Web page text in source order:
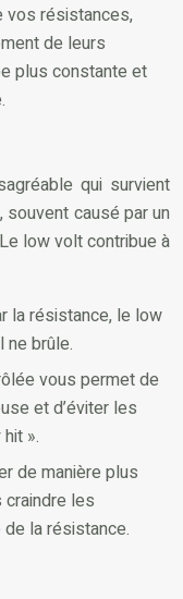
vos résistances,
de leurs
plus constante et
qui survient
causé par un
low volt contribue à
la résistance, le low
ne brûle.
vous permet de
et d’éviter les
».
de manière plus
les
la résistance.